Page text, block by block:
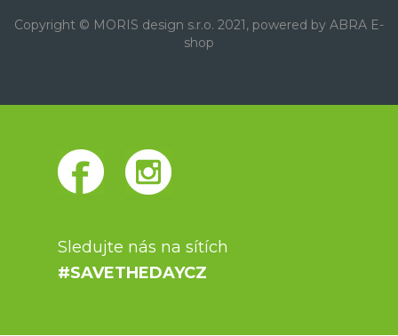
Copyright © MORIS design s.r.o. 2021, powered by ABRA E-
shop
Sledujte nás na sítích
#SAVETHEDAYCZ